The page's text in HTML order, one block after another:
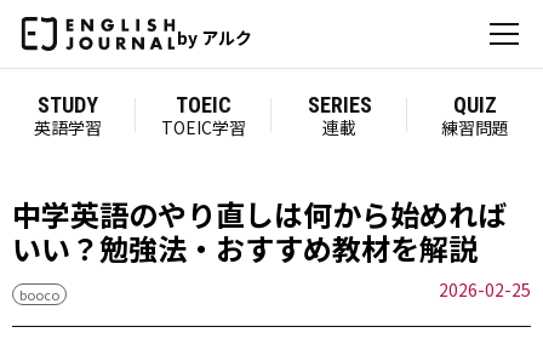
by アルク
STUDY
英語学習
TOEIC
TOEIC学習
SERIES
連載
QUIZ
練習問題
中学英語のやり直しは何から始めれば
いい？勉強法・おすすめ教材を解説
booco 2026-02-25